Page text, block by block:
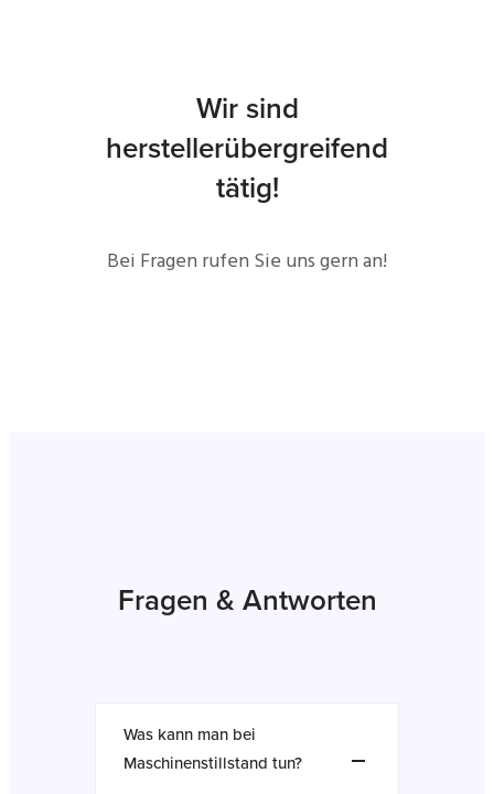
Wir sind
herstellerübergreifend
tätig!
Bei Fragen rufen Sie uns gern an!
Fragen & Antworten
Was kann man bei
Maschinenstillstand tun?